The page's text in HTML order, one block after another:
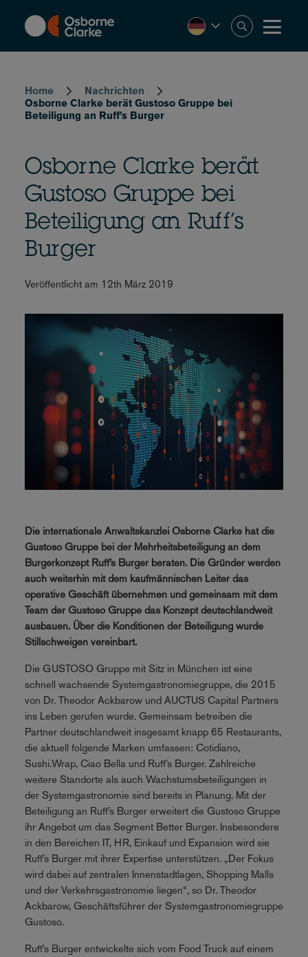
content
Home
Nachrichten
Osborne Clarke berät Gustoso Gruppe bei
Beteiligung an Ruff’s Burger
Osborne Clarke berät
Gustoso Gruppe bei
Beteiligung an Ruff’s
Burger
Veröffentlicht am 12th März 2019
Die internationale Anwaltskanzlei Osborne Clarke hat die
Gustoso Gruppe bei der Mehrheitsbeteiligung an dem
Burgerkonzept Ruff’s Burger beraten. Die Gründer werden
auch weiterhin mit dem kaufmännischen Leiter das
operative Geschäft übernehmen und gemeinsam mit dem
Team der Gustoso Gruppe das Konzept deutschlandweit
ausbauen. Über die Konditionen der Beteiligung wurde
Stillschweigen vereinbart.
Die GUSTOSO Gruppe mit Sitz in München ist eine
schnell wachsende Systemgastronomiegruppe, die 2015
von Dr. Theodor Ackbarow und AUCTUS Capital Partners
ins Leben gerufen wurde. Gemeinsam betreiben die
Partner deutschlandweit insgesamt knapp 65 Restaurants,
die aktuell folgende Marken umfassen: Cotidiano,
Sushi.Wrap, Ciao Bella und Ruff’s Burger. Zahlreiche
weitere Standorte als auch Wachstumsbeteiligungen in
der Systemgastronomie sind bereits in Planung. Mit der
Beteiligung an Ruff’s Burger erweitert die Gustoso Gruppe
ihr Angebot um das Segment Better Burger. Insbesondere
in den Bereichen IT, HR, Einkauf und Expansion wird sie
Ruff’s Burger mit ihrer Expertise unterstützen. „Der Fokus
wird dabei auf zentralen Innenstadtlagen, Shopping Malls
und der Verkehrsgastronomie liegen“, so Dr. Theodor
Ackbarow, Geschäftsführer der Systemgastronomiegruppe
Gustoso.
Ruff’s Burger entwickelte sich vom Food Truck auf einem